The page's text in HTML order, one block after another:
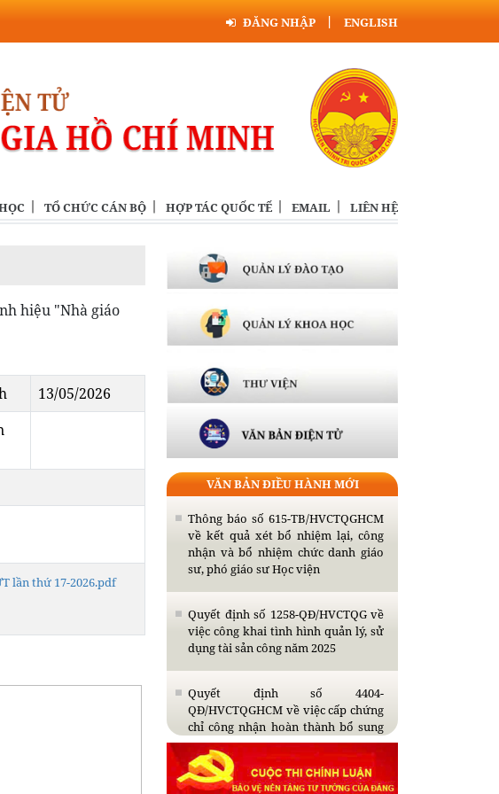
ĐĂNG NHẬP ENGLISH
TỔ CHỨC CÁN BỘ HỢP TÁC QUỐC TẾ EMAIL LIÊN HỆ
hiệu "Nhà giáo
13/05/2026
lần thứ 17-2026.pdf
VĂN BẢN ĐIỀU HÀNH MỚI
Thông báo số 615-TB/HVCTQGHCM
về kết quả xét bổ nhiệm lại, công
nhận và bổ nhiệm chức danh giáo
sư, phó giáo sư Học viện
Quyết định số 1258-QĐ/HVCTQG về
việc công khai tình hình quản lý, sử
dụng tài sản công năm 2025
Quyết định số 4404-
QĐ/HVCTQGHCM về việc cấp chứng
chỉ công nhận hoàn thành bổ sung
kiến thức dự tuyển đào tạo trình độ
thạc sĩ năm 2026